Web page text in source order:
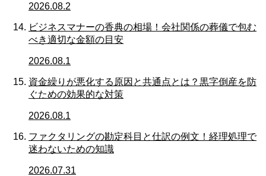
2026.08.2
ビジネスマナーの香典の相場！会社関係の葬儀で包む
べき適切な金額の目安
2026.08.1
資金繰りが悪化する原因と共通点とは？黒字倒産を防
ぐための効果的な対策
2026.08.1
ファクタリングの勘定科目と仕訳の例文！経理処理で
迷わないための知識
2026.07.31